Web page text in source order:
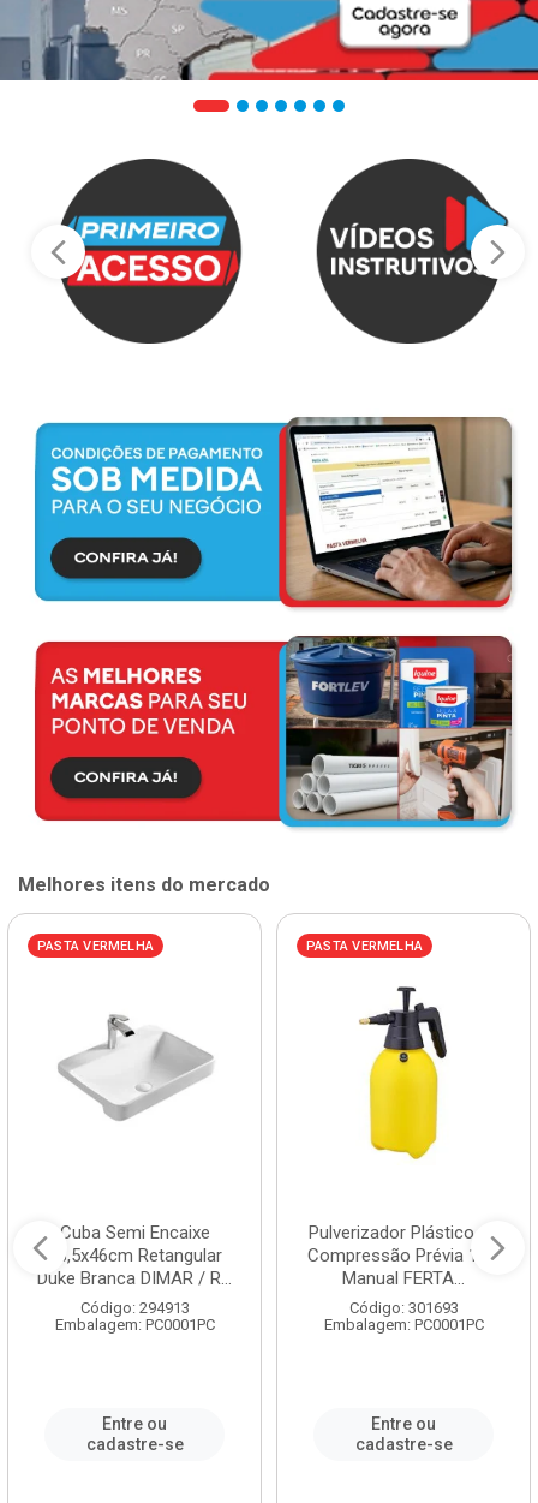
Melhores itens do mercado
PASTA VERMELHA
Cuba Semi Encaixe
58,5x46cm Retangular
Duke Branca DIMAR / R...
Código: 294913
Embalagem: PC0001PC
Entre ou
cadastre-se
PASTA VERMELHA
Pulverizador Plástico de
Compressão Prévia 1,5L
Manual FERTA...
Código: 301693
Embalagem: PC0001PC
Entre ou
cadastre-se